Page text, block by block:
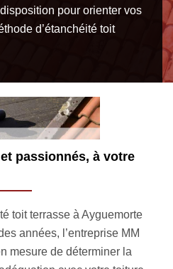
pour orienter vos
d’étanchéité toit
terrasse à Ayguemorte
toiture 33
toiture 33 si vous
étanchéité toit terrasse
Intervenant